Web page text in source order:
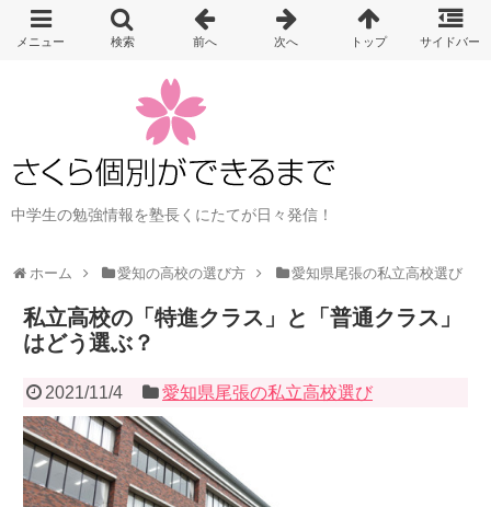
中学生の勉強情報を塾長くにたてが日々発信！
ホーム 愛知の高校の選び方 愛知県尾張の私立高校選び
私立高校の「特進クラス」と「普通クラス」
はどう選ぶ？
2021/11/4 愛知県尾張の私立高校選び